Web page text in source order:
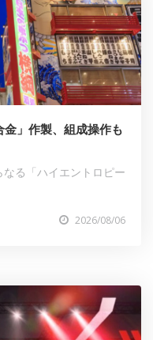
」作製、組成操作も
る「ハイエントロピー
2026/08/06